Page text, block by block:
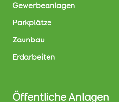
Gewerbeanlagen
Parkplätze
Zaunbau
Erdarbeiten
Öffentliche Anlagen